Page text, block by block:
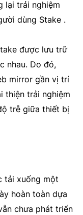
lại trải nghiệm
dùng Stake .
được lưu trữ
nhau. Do đó,
mirror gần vị trí
thiện trải nghiệm
trễ giữa thiết bị
tải xuống một
hoàn toàn dựa
chưa phát triển